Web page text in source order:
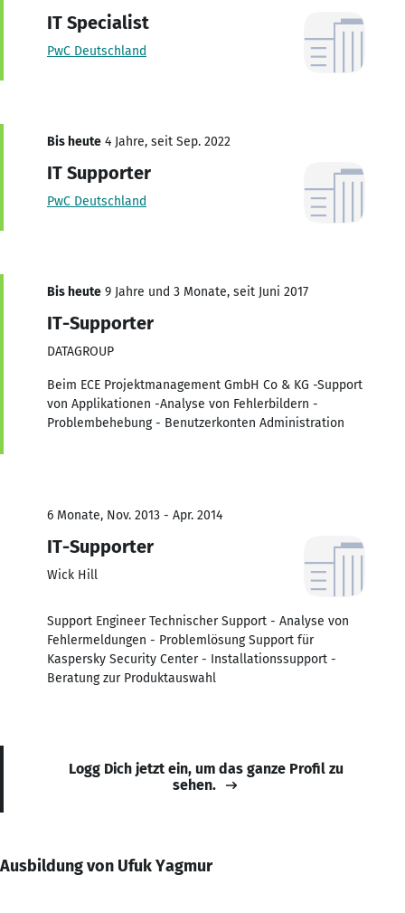
IT Specialist
PwC Deutschland
Bis heute 4 Jahre, seit Sep. 2022
IT Supporter
PwC Deutschland
Bis heute 9 Jahre und 3 Monate, seit Juni 2017
IT-Supporter
DATAGROUP
Beim ECE Projektmanagement GmbH Co & KG -Support
von Applikationen -Analyse von Fehlerbildern -
Problembehebung - Benutzerkonten Administration
6 Monate, Nov. 2013 - Apr. 2014
IT-Supporter
Wick Hill
Support Engineer Technischer Support - Analyse von
Fehlermeldungen - Problemlösung Support für
Kaspersky Security Center - Installationssupport -
Beratung zur Produktauswahl
Logg Dich jetzt ein, um das ganze Profil zu
sehen.
Ausbildung von Ufuk Yagmur